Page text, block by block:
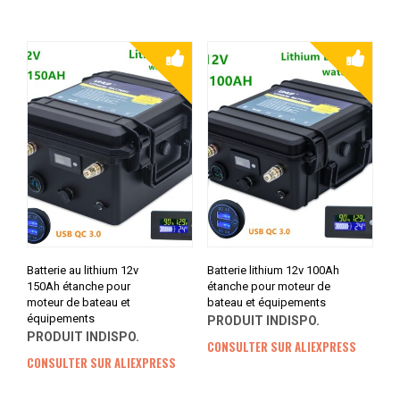
Batterie au lithium 12v
150Ah étanche pour
moteur de bateau et
équipements
PRODUIT INDISPO.
CONSULTER SUR ALIEXPRESS
Batterie lithium 12v 100Ah
étanche pour moteur de
bateau et équipements
PRODUIT INDISPO.
CONSULTER SUR ALIEXPRESS